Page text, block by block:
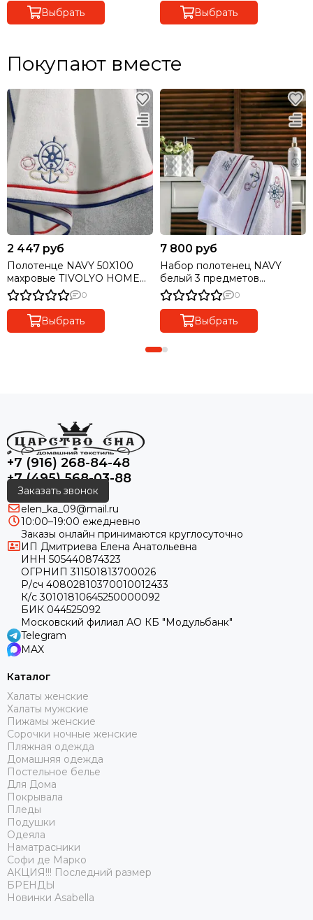
Выбрать Выбрать
Покупают вместе
2 447 руб
Полотенце NAVY 50Х100
махровые TIVOLYO HOME
Турция
0
Выбрать
7 800 руб
Набор полотенец NAVY
белый 3 предметов
+ароматизатор TIVOLYO
HOME Турция
0
Выбрать
+7 (916) 268-84-48
+7 (495) 568-03-88
Заказать звонок
elen_ka_09@mail.ru
10:00–19:00 ежедневно
Заказы онлайн принимаются круглосуточно
ИП Дмитриева Елена Анатольевна
ИНН 505440874323
ОГРНИП 311501813700026
Р/сч 40802810370010012433
К/с 30101810645250000092
БИК 044525092
Московский филиал АО КБ "Модульбанк"
Telegram
MAX
Каталог
Халаты женские
Халаты мужские
Пижамы женские
Сорочки ночные женские
Пляжная одежда
Домашняя одежда
Постельное белье
Для Дома
Покрывала
Пледы
Подушки
Одеяла
Наматрасники
Софи де Марко
АКЦИЯ!!! Последний размер
БРЕНДЫ
Новинки Asabella